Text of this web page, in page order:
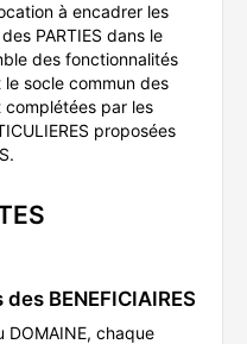
à encadrer les
PARTIES dans le
des fonctionnalités
le socle commun des
par les
proposées
BENEFICIAIRES
DOMAINE, chaque